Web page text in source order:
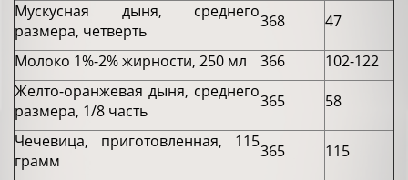
Мускусная дыня, среднего
размера, четверть
368
47
Молоко 1%-2% жирности, 250 мл
366
102-122
Желто-оранжевая дыня, среднего
размера, 1/8 часть
365
58
Чечевица, приготовленная, 115
грамм
365
115